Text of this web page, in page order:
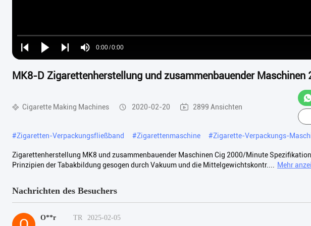
Play
Play
Play
Mute
Time
0:00/0:00
Loaded:
0%
MK8-D Zigarettenherstellung und zusammenbauender Maschinen
Cigarette Making Machines 2020-02-20 2899 Ansichten
#Zigaretten-Verpackungsfließband #Zigarettenmaschine #Zigarette-Verpackungs-
Zigarettenherstellung MK8 und zusammenbauender Maschinen Cig 2000/Minute
Prinzipien der Tabakbildung gesogen durch Vakuum und die Mittelgewichtskontr.... Mehr
Nachrichten des Besuchers
O**r TR
2025-02-05